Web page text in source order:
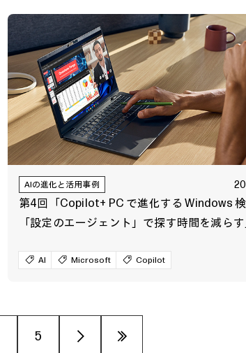
AIの進化と活用事例
第4回「Copilot+ PC で進化する Windows
「設定のエージェント」で探す時間を減ら
AI Microsoft Copilot
5 › »